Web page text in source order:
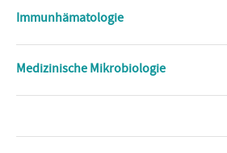
Immunhämatologie
Medizinische Mikrobiologie